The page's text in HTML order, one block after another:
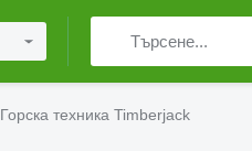
Горска техника Timberjack